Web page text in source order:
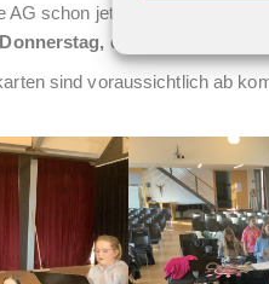
schon jetzt eine herzliche
Donnerstag, den 01. Juni 2023
sind voraussichtlich ab